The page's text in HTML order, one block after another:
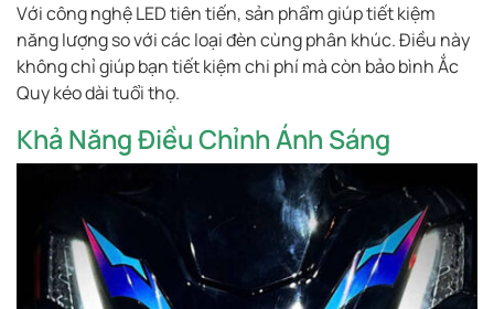
Với công nghệ LED tiên tiến, sản phẩm giúp tiết kiệm
năng lượng so với các loại đèn cùng phân khúc. Điều này
không chỉ giúp bạn tiết kiệm chi phí mà còn bảo bình Ắc
Quy kéo dài tuổi thọ.
Khả Năng Điều Chỉnh Ánh Sáng